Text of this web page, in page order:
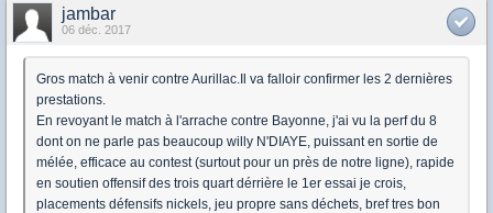
jambar
06 déc. 2017
Gros match à venir contre Aurillac.Il va falloir confirmer les 2 dernières
prestations.
En revoyant le match à l'arrache contre Bayonne, j'ai vu la perf du 8
dont on ne parle pas beaucoup willy N'DIAYE, puissant en sortie de
mélée, efficace au contest (surtout pour un près de notre ligne), rapide
en soutien offensif des trois quart dérrière le 1er essai je crois,
placements défensifs nickels, jeu propre sans déchets, bref tres bon